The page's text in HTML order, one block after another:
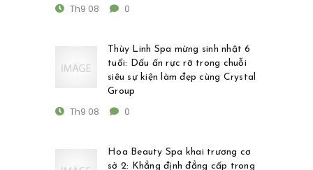
Th9 08 0
Thùy Linh Spa mừng sinh nhật 6
tuổi: Dấu ấn rực rỡ trong chuỗi
siêu sự kiện làm đẹp cùng Crystal
Group
Th9 08 0
Hoa Beauty Spa khai trương cơ
sở 2: Khẳng định đẳng cấp trong